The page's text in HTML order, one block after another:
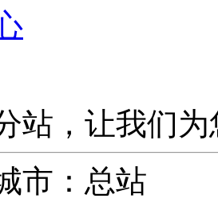
站，让我们
市： 总站